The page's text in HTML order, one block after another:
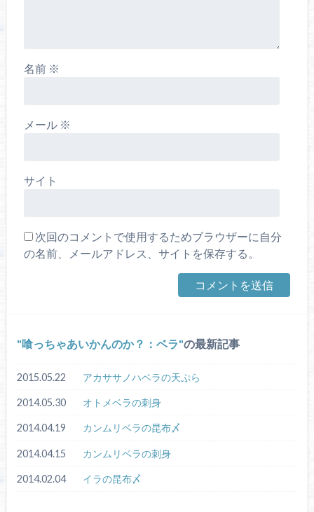
名前 ※
メール ※
サイト
次回のコメントで使用するためブラウザーに自分
の名前、メールアドレス、サイトを保存する。
喰っちゃあいかんのか？：ベラ の最新記事
2015.05.22 アカササノハベラの天ぷら
2014.05.30 オトメベラの刺身
2014.04.19 カンムリベラの昆布〆
2014.04.15 カンムリベラの刺身
2014.02.04 イラの昆布〆